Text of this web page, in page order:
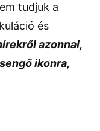
tudjuk a
és
azonnal,
ikonra,